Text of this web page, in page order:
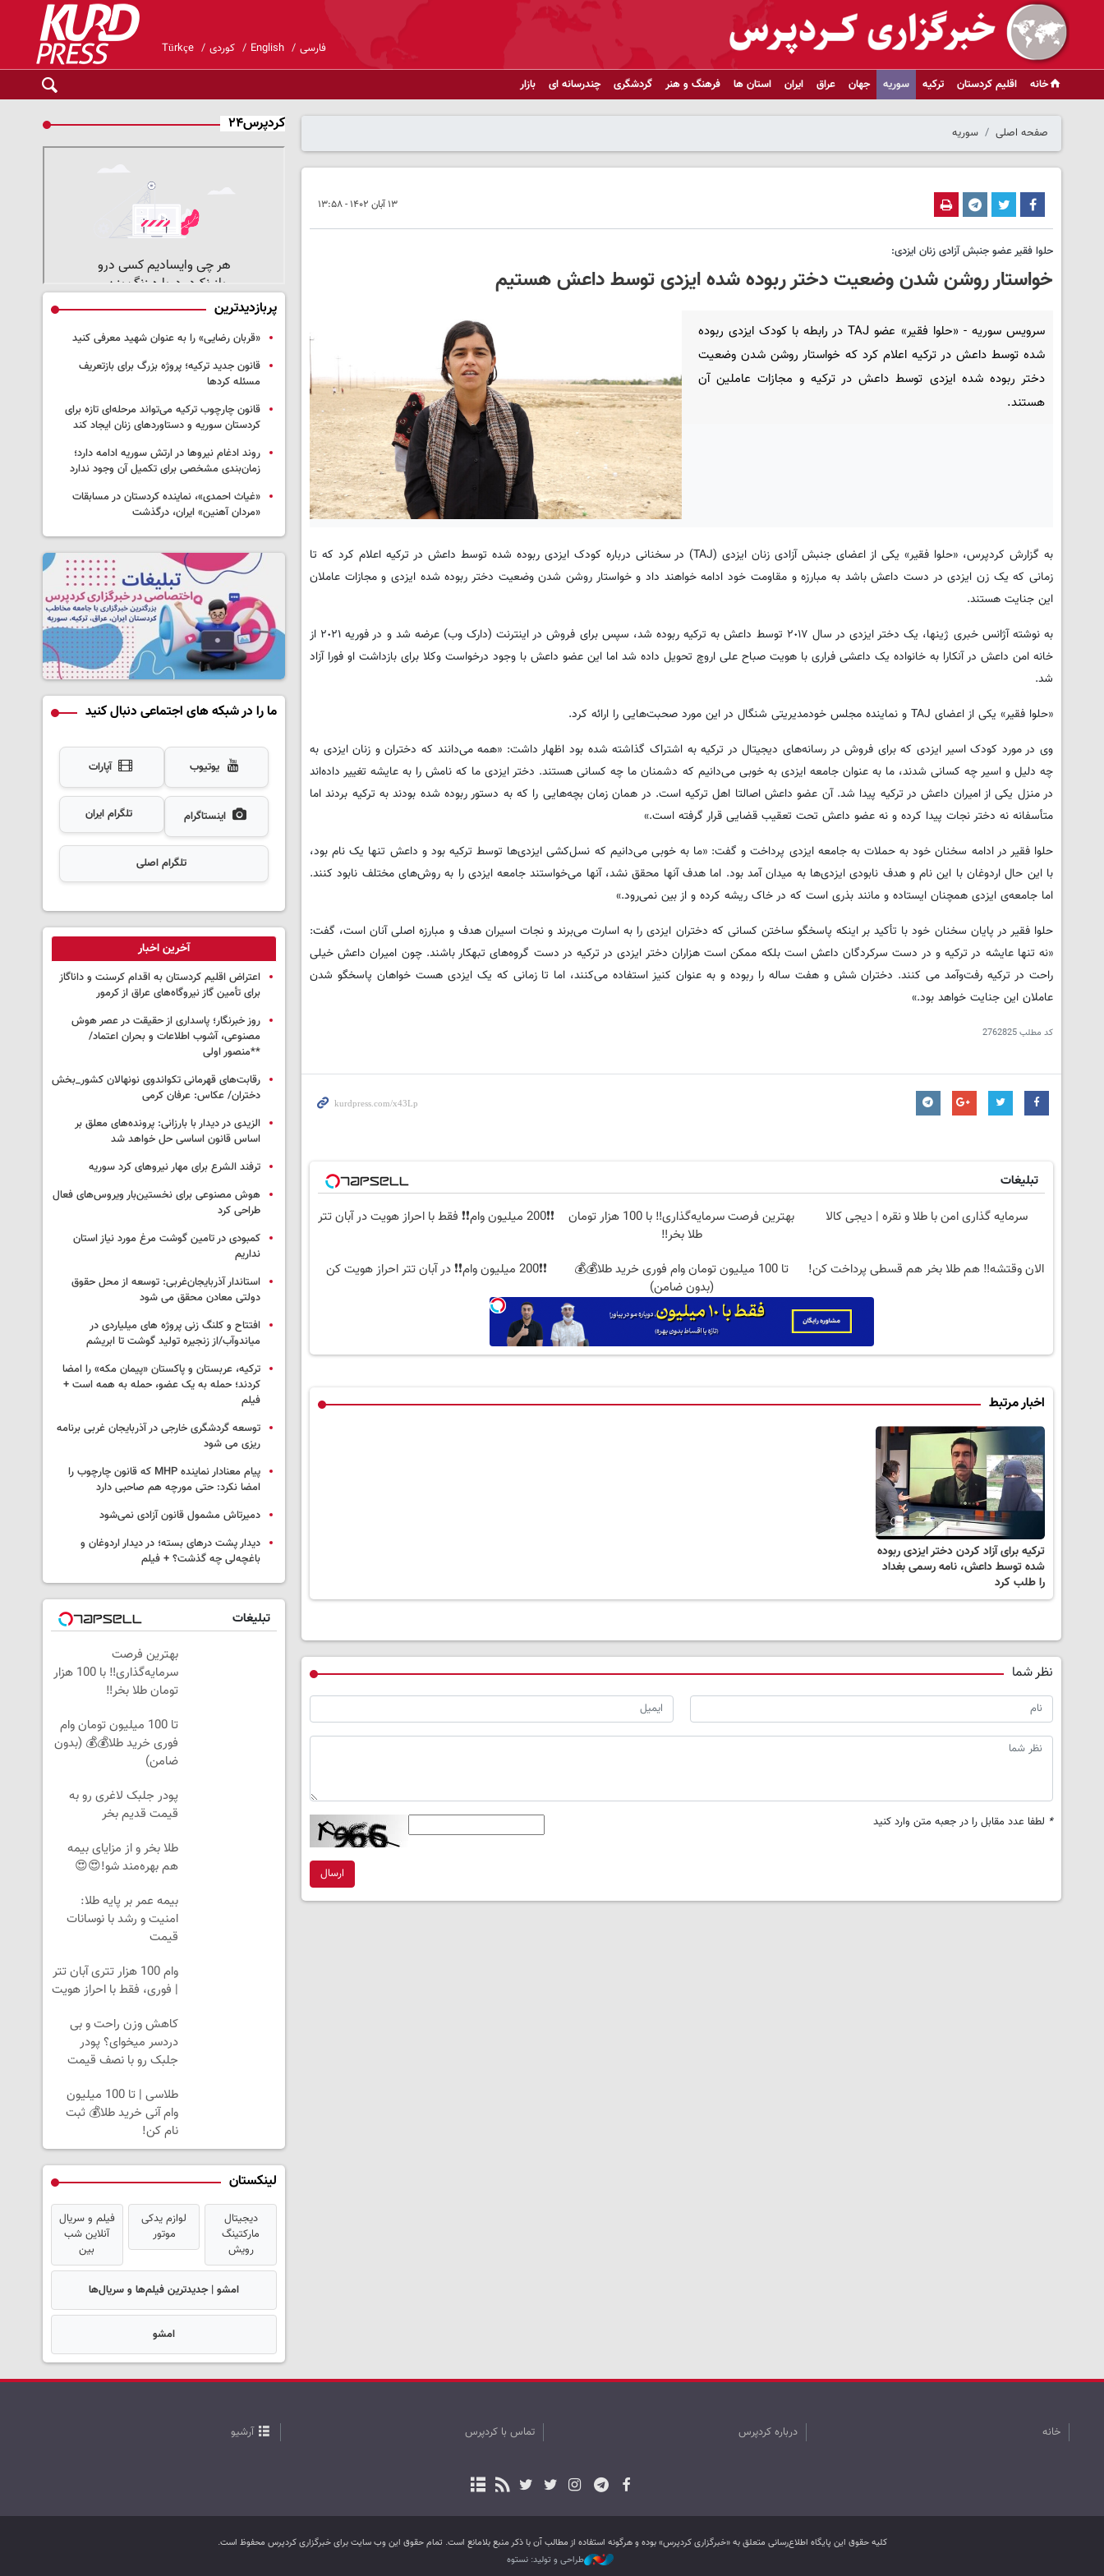
فارسی English کوردی Türkçe
خانه اقلیم کردستان ترکیه سوریه جهان عراق ایران استان ها فرهنگ و هنر گردشگری چندرسانه ای بازار
صفحه اصلی سوریه
۱۳ آبان ۱۴۰۲ - ۱۳:۵۸
حلوا فقیر عضو جنبش آزادی زنان ایزدی:
خواستار روشن شدن وضعیت دختر ربوده شده ایزدی توسط داعش هستیم
سرویس سوریه - «حلوا فقیر» عضو TAJ در رابطه با کودک ایزدی ربوده
شده توسط داعش در ترکیه اعلام کرد که خواستار روشن شدن وضعیت
دختر ربوده شده ایزدی توسط داعش در ترکیه و مجازات عاملین آن
هستند.
به گزارش کردپرس، «حلوا فقیر» یکی از اعضای جنبش آزادی زنان ایزدی (TAJ) در سخنانی درباره کودک ایزدی ربوده شده توسط داعش در ترکیه اعلام کرد که تا
زمانی که یک زن ایزدی در دست داعش باشد به مبارزه و مقاومت خود ادامه خواهند داد و خواستار روشن شدن وضعیت دختر ربوده شده ایزدی و مجازات عاملان
این جنایت هستند.
به نوشته آژانس خبری ژینها، یک دختر ایزدی در سال ٢٠١٧ توسط داعش به ترکیه ربوده شد، سپس برای فروش در اینترنت (دارک وب) عرضه شد و در فوریه ٢٠٢١ از
خانە امن داعش در آنکارا به خانواده یک داعشی فراری با هویت صباح علی اروچ تحویل دادە شد اما این عضو داعش با وجود درخواست وکلا برای بازداشت او فورا آزاد
شد.
«حلوا فقیر» یکی از اعضای TAJ و نمایندە مجلس خودمدیریتی شنگال در این مورد صحبت‌هایی را ارائە کرد.
وی در مورد کودک اسیر ایزدی که برای فروش در رسانه‌های دیجیتال در ترکیه به اشتراک گذاشته شده بود اظهار داشت: «همه می‌دانند که دختران و زنان ایزدی به
چە دلیل و اسیر چە کسانی شدند، ما به عنوان جامعه ایزدی به خوبی می‌دانیم که دشمنان ما چه کسانی هستند. دختر ایزدی ما کە نامش را بە عایشه تغییر دادەاند
در منزل یکی از امیران داعش در ترکیه پیدا شد. آن عضو داعش اصالتا اهل ترکیه است. در همان زمان بچه‌هایی را که به دستور ربوده شده بودند به ترکیه بردند اما
متأسفانه نه دختر نجات پیدا کرده و نه عضو داعش تحت تعقیب قضایی قرار گرفته است.»
حلوا فقیر در ادامه سخنان خود به حملات به جامعه ایزدی پرداخت و گفت: «ما به خوبی می‌دانیم که نسل‌کشی ایزدی‌ها توسط ترکیە بود و داعش تنها یک نام بود،
با این حال اردوغان با این نام و هدف نابودی ایزدی‌ها بە میدان آمد بود. اما هدف آنها محقق نشد، آنها می‌خواستند جامعه ایزدی را به روش‌های مختلف نابود کنند.
اما جامعەی ایزدی همچنان ایستادە و مانند بذری است که در خاک ریشە کردە و از بین نمی‌رود.»
حلوا فقیر در پایان سخنان خود با تأکید بر اینکە پاسخگو ساختن کسانی که دختران ایزدی را به اسارت می‌برند و نجات اسیران هدف و مبارزه اصلی آنان است، گفت:
«نە تنها عایشه در ترکیه و در دست سرکردگان داعش است بلکە ممکن است هزاران دختر ایزدی در ترکیه در دست گروه‌های تبهکار باشند. چون امیران داعش خیلی
راحت در ترکیه رفت‌وآمد می کنند. دختران شش و هفت ساله را ربودە و به عنوان کنیز استفاده می‌کنند، اما تا زمانی که یک ایزدی هست خواهان پاسخگو شدن
عاملان این جنایت خواهد بود.»
کد مطلب2762825
تبلیغات
سرمایه گذاری امن با طلا و نقره | دیجی کالا
بهترین فرصت سرمایه‌گذاری‼️ با 100 هزار تومان
طلا بخر‼️
❗❗200 میلیون وام❗❗ فقط با احراز هویت در آبان تتر
الان وقتشه‼️ هم طلا بخر هم قسطی پرداخت کن!
تا 100 میلیون تومان وام فوری خرید طلا💰💰
(بدون ضامن)
❗❗200 میلیون وام❗❗ در آبان تتر احراز هویت کن
اخبار مرتبط
ترکیه برای آزاد کردن دختر ایزدی ربوده
شده توسط داعش، نامه رسمی بغداد
را طلب کرد
نظر شما
* لطفا عدد مقابل را در جعبه متن وارد کنید
ارسال
کردپرس۲۴
پربازدیدترین
«قربان رضایی» را به عنوان شهید معرفی کنید
قانون جدید ترکیه؛ پروژه بزرگ‌ برای بازتعریف
مسئله کردها
قانون چارچوب ترکیه می‌تواند مرحله‌ای تازه برای
کردستان سوریه و دستاوردهای زنان ایجاد کند
روند ادغام نیروها در ارتش سوریه ادامه دارد؛
زمان‌بندی مشخصی برای تکمیل آن وجود ندارد
«غیاث احمدی»، نماینده کردستان در مسابقات
«مردان آهنین» ایران، درگذشت
ما را در شبکه های اجتماعی دنبال کنید
یوتیوب آپارات
اینستاگرام تلگرام ایران
تلگرام اصلی
آخرین اخبار
اعتراض اقلیم کردستان به اقدام کرسنت و داناگاز
برای تأمین گاز نیروگاه‌های عراق از کرمور
روز خبرنگار؛ پاسداری از حقیقت در عصر هوش
مصنوعی، آشوب اطلاعات و بحران اعتماد/
**منصور اولی
رقابت‌های قهرمانی تکواندوی نونهالان کشور_بخش
دختران/ عکاس: عرفان کرمی
الزیدی در دیدار با بارزانی: پرونده‌های معلق بر
اساس قانون اساسی حل خواهد شد
ترفند الشرع برای مهار نیروهای کرد سوریه
هوش مصنوعی برای نخستین‌بار ویروس‌های فعال
طراحی کرد
کمبودی در تامین گوشت مرغ مورد نیاز استان
نداریم
استاندار آذربایجان‌غربی: توسعه از محل حقوق
دولتی معادن محقق می شود
افتتاح و کلنگ زنی پروژه های میلیاردی در
میاندوآب/از زنجیره تولید گوشت تا ابریشم
ترکیه، عربستان و پاکستان «پیمان مکه» را امضا
کردند؛ حمله به یک عضو، حمله به همه است +
فیلم
توسعه گردشگری خارجی در آذربایجان غربی برنامه
ریزی می شود
پیام معنادار نماینده MHP که قانون چارچوب را
امضا نکرد: حتی مورچه هم صاحبی دارد
دمیرتاش مشمول قانون آزادی نمی‌شود
دیدار پشت درهای بسته؛ در دیدار اردوغان و
باغچه‌لی چه گذشت؟ + فیلم
تبلیغات
بهترین فرصت
سرمایه‌گذاری‼️ با 100 هزار
تومان طلا بخر‼️
تا 100 میلیون تومان وام
فوری خرید طلا💰💰 (بدون
ضامن)
پودر جلبک لاغری رو به
قیمت قدیم بخر
طلا بخر و از مزایای بیمه
هم بهره‌مند شو!😍😍
بیمه عمر بر پایه طلا:
امنیت و رشد با نوسانات
قیمت
وام 100 هزار تتری آبان تتر
| فوری، فقط با احراز هویت
کاهش وزن راحت و بی
دردسر میخوای؟ پودر
جلبک رو با نصف قیمت
طلاسی | تا 100 میلیون
وام آنی خرید طلا💰 ثبت
نام کن!
لینکستان
دیجیتال
مارکتینگ
رویش
لوازم یدکی
موتور
فیلم و سریال
آنلاین شب
بین
امشو | جدیدترین فیلم‌ها و سریال‌ها
امشو
خانه درباره کردپرس تماس با کردپرس آرشیو
کليه حقوق اين پایگاه اطلاع‌رسانی متعلق به «خبرگزاری کردپرس» بوده و هرگونه استفاده از مطالب آن با ذکر منبع بلامانع است. تمام حقوق این وب سایت برای خبرگزاری کردپرس محفوظ است.
طراحی و تولید: نستوه